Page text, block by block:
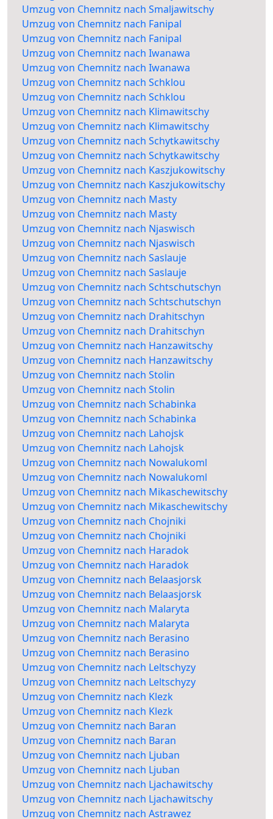
Umzug von Chemnitz nach Smaljawitschy
Umzug von Chemnitz nach Fanipal
Umzug von Chemnitz nach Fanipal
Umzug von Chemnitz nach Iwanawa
Umzug von Chemnitz nach Iwanawa
Umzug von Chemnitz nach Schklou
Umzug von Chemnitz nach Schklou
Umzug von Chemnitz nach Klimawitschy
Umzug von Chemnitz nach Klimawitschy
Umzug von Chemnitz nach Schytkawitschy
Umzug von Chemnitz nach Schytkawitschy
Umzug von Chemnitz nach Kaszjukowitschy
Umzug von Chemnitz nach Kaszjukowitschy
Umzug von Chemnitz nach Masty
Umzug von Chemnitz nach Masty
Umzug von Chemnitz nach Njaswisch
Umzug von Chemnitz nach Njaswisch
Umzug von Chemnitz nach Saslauje
Umzug von Chemnitz nach Saslauje
Umzug von Chemnitz nach Schtschutschyn
Umzug von Chemnitz nach Schtschutschyn
Umzug von Chemnitz nach Drahitschyn
Umzug von Chemnitz nach Drahitschyn
Umzug von Chemnitz nach Hanzawitschy
Umzug von Chemnitz nach Hanzawitschy
Umzug von Chemnitz nach Stolin
Umzug von Chemnitz nach Stolin
Umzug von Chemnitz nach Schabinka
Umzug von Chemnitz nach Schabinka
Umzug von Chemnitz nach Lahojsk
Umzug von Chemnitz nach Lahojsk
Umzug von Chemnitz nach Nowalukoml
Umzug von Chemnitz nach Nowalukoml
Umzug von Chemnitz nach Mikaschewitschy
Umzug von Chemnitz nach Mikaschewitschy
Umzug von Chemnitz nach Chojniki
Umzug von Chemnitz nach Chojniki
Umzug von Chemnitz nach Haradok
Umzug von Chemnitz nach Haradok
Umzug von Chemnitz nach Belaasjorsk
Umzug von Chemnitz nach Belaasjorsk
Umzug von Chemnitz nach Malaryta
Umzug von Chemnitz nach Malaryta
Umzug von Chemnitz nach Berasino
Umzug von Chemnitz nach Berasino
Umzug von Chemnitz nach Leltschyzy
Umzug von Chemnitz nach Leltschyzy
Umzug von Chemnitz nach Klezk
Umzug von Chemnitz nach Klezk
Umzug von Chemnitz nach Baran
Umzug von Chemnitz nach Baran
Umzug von Chemnitz nach Ljuban
Umzug von Chemnitz nach Ljuban
Umzug von Chemnitz nach Ljachawitschy
Umzug von Chemnitz nach Ljachawitschy
Umzug von Chemnitz nach Astrawez